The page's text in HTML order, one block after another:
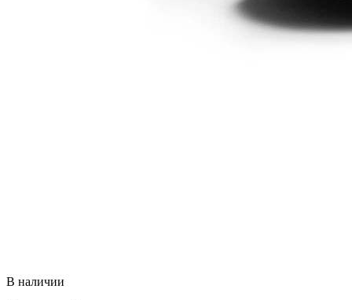
В наличии